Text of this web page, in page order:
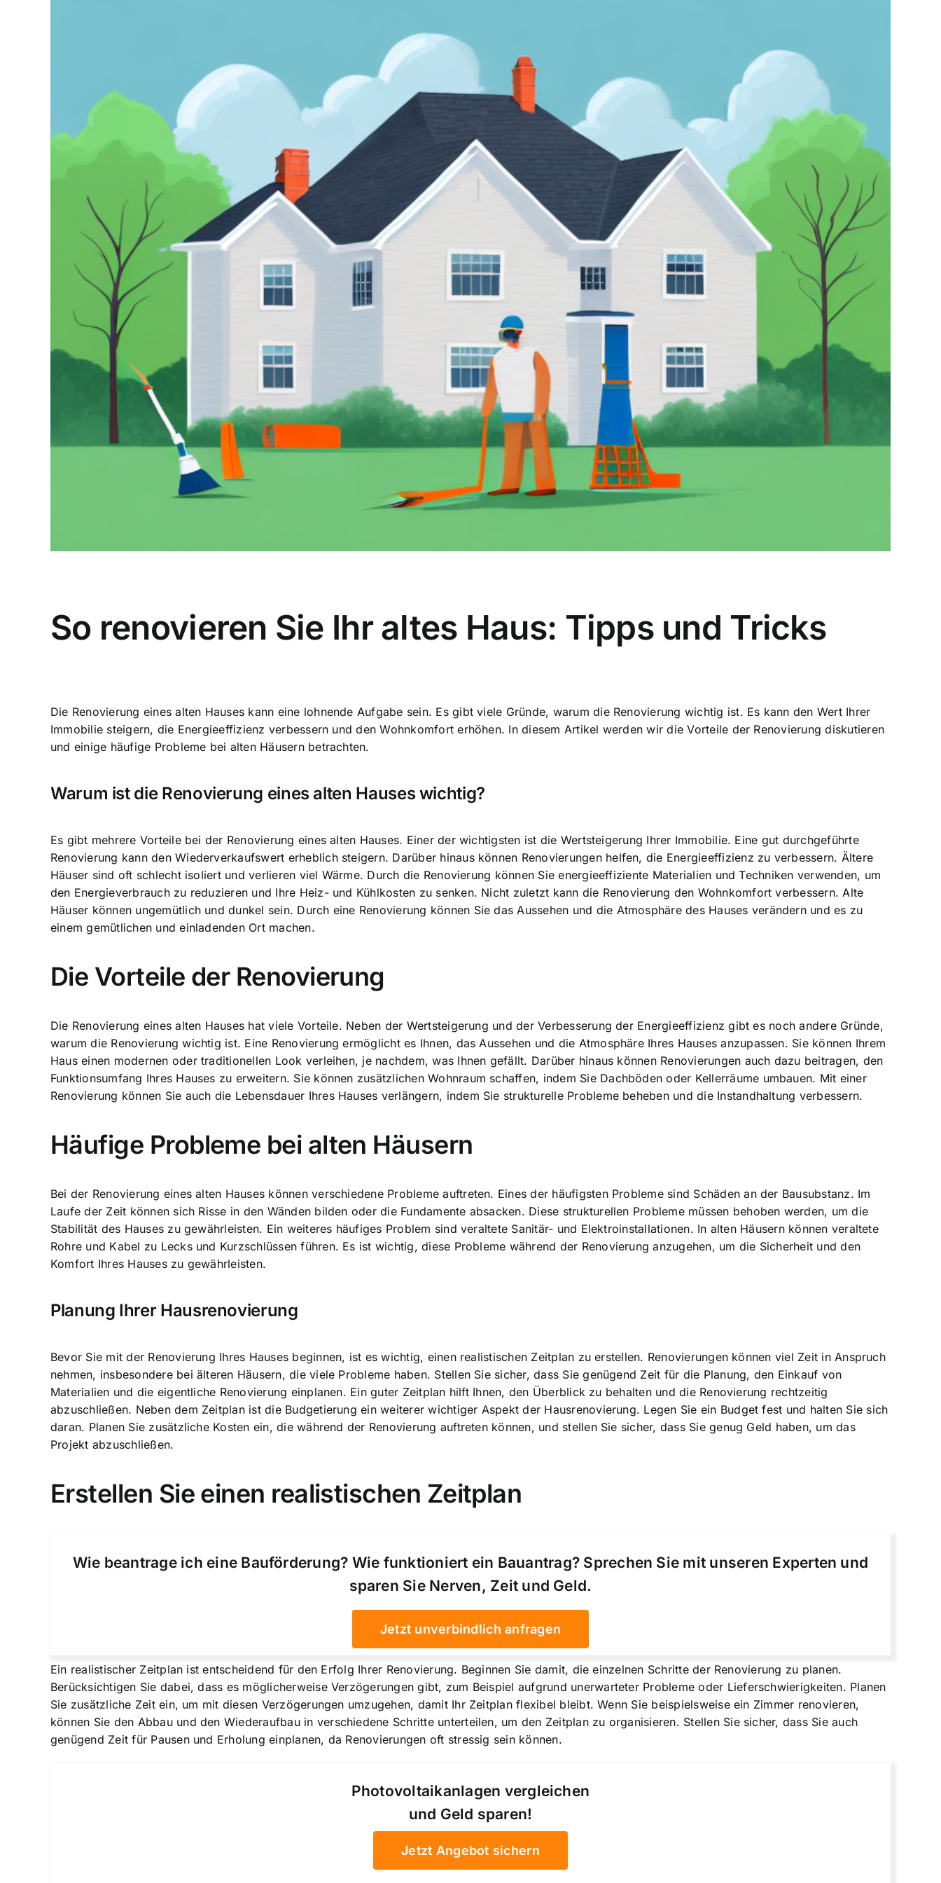
So renovieren Sie Ihr altes Haus: Tipps und Tricks
Die Renovierung eines alten Hauses kann eine lohnende Aufgabe sein. Es gibt viele Gründe, warum die Renovierung wichtig ist. Es kann den Wert Ihrer
Immobilie steigern, die Energieeffizienz verbessern und den Wohnkomfort erhöhen. In diesem Artikel werden wir die Vorteile der Renovierung diskutieren
und einige häufige Probleme bei alten Häusern betrachten.
Warum ist die Renovierung eines alten Hauses wichtig?
Es gibt mehrere Vorteile bei der Renovierung eines alten Hauses. Einer der wichtigsten ist die Wertsteigerung Ihrer Immobilie. Eine gut durchgeführte
Renovierung kann den Wiederverkaufswert erheblich steigern. Darüber hinaus können Renovierungen helfen, die Energieeffizienz zu verbessern. Ältere
Häuser sind oft schlecht isoliert und verlieren viel Wärme. Durch die Renovierung können Sie energieeffiziente Materialien und Techniken verwenden, um
den Energieverbrauch zu reduzieren und Ihre Heiz- und Kühlkosten zu senken. Nicht zuletzt kann die Renovierung den Wohnkomfort verbessern. Alte
Häuser können ungemütlich und dunkel sein. Durch eine Renovierung können Sie das Aussehen und die Atmosphäre des Hauses verändern und es zu
einem gemütlichen und einladenden Ort machen.
Die Vorteile der Renovierung
Die Renovierung eines alten Hauses hat viele Vorteile. Neben der Wertsteigerung und der Verbesserung der Energieeffizienz gibt es noch andere Gründe,
warum die Renovierung wichtig ist. Eine Renovierung ermöglicht es Ihnen, das Aussehen und die Atmosphäre Ihres Hauses anzupassen. Sie können Ihrem
Haus einen modernen oder traditionellen Look verleihen, je nachdem, was Ihnen gefällt. Darüber hinaus können Renovierungen auch dazu beitragen, den
Funktionsumfang Ihres Hauses zu erweitern. Sie können zusätzlichen Wohnraum schaffen, indem Sie Dachböden oder Kellerräume umbauen. Mit einer
Renovierung können Sie auch die Lebensdauer Ihres Hauses verlängern, indem Sie strukturelle Probleme beheben und die Instandhaltung verbessern.
Häufige Probleme bei alten Häusern
Bei der Renovierung eines alten Hauses können verschiedene Probleme auftreten. Eines der häufigsten Probleme sind Schäden an der Bausubstanz. Im
Laufe der Zeit können sich Risse in den Wänden bilden oder die Fundamente absacken. Diese strukturellen Probleme müssen behoben werden, um die
Stabilität des Hauses zu gewährleisten. Ein weiteres häufiges Problem sind veraltete Sanitär- und Elektroinstallationen. In alten Häusern können veraltete
Rohre und Kabel zu Lecks und Kurzschlüssen führen. Es ist wichtig, diese Probleme während der Renovierung anzugehen, um die Sicherheit und den
Komfort Ihres Hauses zu gewährleisten.
Planung Ihrer Hausrenovierung
Bevor Sie mit der Renovierung Ihres Hauses beginnen, ist es wichtig, einen realistischen Zeitplan zu erstellen. Renovierungen können viel Zeit in Anspruch
nehmen, insbesondere bei älteren Häusern, die viele Probleme haben. Stellen Sie sicher, dass Sie genügend Zeit für die Planung, den Einkauf von
Materialien und die eigentliche Renovierung einplanen. Ein guter Zeitplan hilft Ihnen, den Überblick zu behalten und die Renovierung rechtzeitig
abzuschließen. Neben dem Zeitplan ist die Budgetierung ein weiterer wichtiger Aspekt der Hausrenovierung. Legen Sie ein Budget fest und halten Sie sich
daran. Planen Sie zusätzliche Kosten ein, die während der Renovierung auftreten können, und stellen Sie sicher, dass Sie genug Geld haben, um das
Projekt abzuschließen.
Erstellen Sie einen realistischen Zeitplan
Wie beantrage ich eine Bauförderung? Wie funktioniert ein Bauantrag? Sprechen Sie mit unseren Experten und
sparen Sie Nerven, Zeit und Geld.
Jetzt unverbindlich anfragen
Ein realistischer Zeitplan ist entscheidend für den Erfolg Ihrer Renovierung. Beginnen Sie damit, die einzelnen Schritte der Renovierung zu planen.
Berücksichtigen Sie dabei, dass es möglicherweise Verzögerungen gibt, zum Beispiel aufgrund unerwarteter Probleme oder Lieferschwierigkeiten. Planen
Sie zusätzliche Zeit ein, um mit diesen Verzögerungen umzugehen, damit Ihr Zeitplan flexibel bleibt. Wenn Sie beispielsweise ein Zimmer renovieren,
können Sie den Abbau und den Wiederaufbau in verschiedene Schritte unterteilen, um den Zeitplan zu organisieren. Stellen Sie sicher, dass Sie auch
genügend Zeit für Pausen und Erholung einplanen, da Renovierungen oft stressig sein können.
Photovoltaikanlagen vergleichen
und Geld sparen!
Jetzt Angebot sichern